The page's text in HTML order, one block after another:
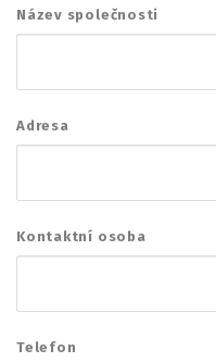
Název společnosti
Adresa
Kontaktní osoba
Telefon